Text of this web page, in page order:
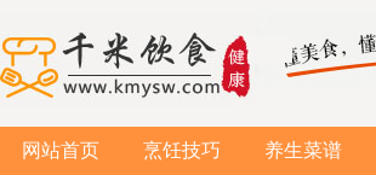
网站首页 烹饪技巧 养生菜谱